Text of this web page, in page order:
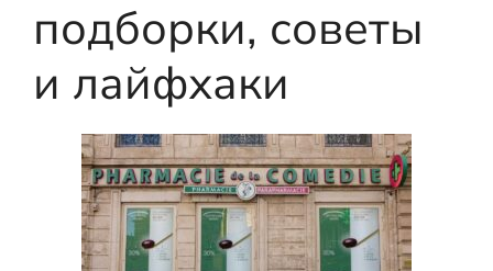
подборки, советы
и лайфхаки